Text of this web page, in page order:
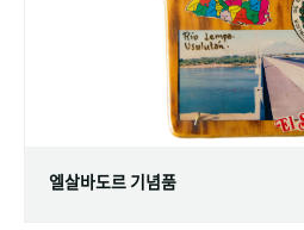
엘살바도르 기념품